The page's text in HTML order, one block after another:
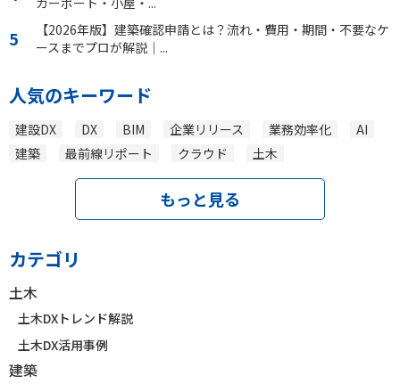
【2026年版】建築確認申請とは？流れ・費用・期間・不要なケ
ースまでプロが解説｜...
人気のキーワード
建設DX DX BIM 企業リリース 業務効率化
AI
建築
最前線リポート クラウド 土木
もっと見る
カテゴリ
土木
土木DXトレンド解説
土木DX活用事例
建築